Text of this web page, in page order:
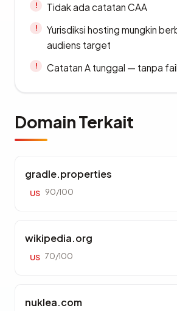
Tidak ada catatan CAA
Yurisdiksi hosting mungkin
audiens target
Catatan A tunggal — tanpa
Domain Terkait
gradle.properties
US 90/100
wikipedia.org
US 70/100
nuklea.com